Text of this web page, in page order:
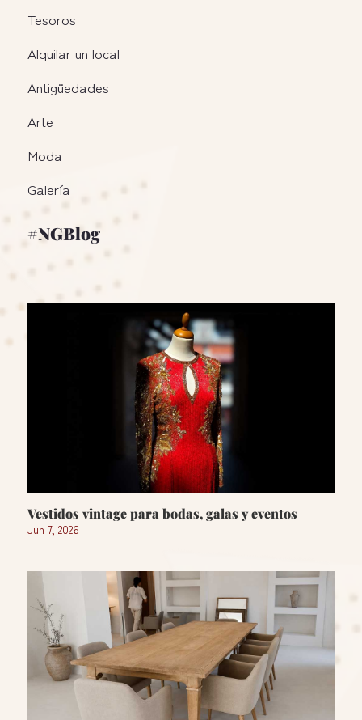
Tesoros
Alquilar un local
Antigüedades
Arte
Moda
Galería
#NGBlog
Vestidos vintage para bodas, galas y eventos
Jun 7, 2026